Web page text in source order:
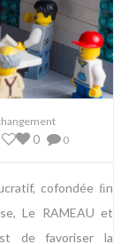
0
0
cofondée ﬁn
Le RAMEAU et
de favoriser la